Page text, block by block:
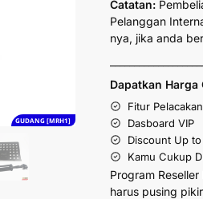
GUDANG [MRH1]
Catatan:
Pelanggan
nya, jika anda
Dapatkan
Fitur
Dasboard VIP
Discount Up
Kamu Cukup
Program
harus pusing